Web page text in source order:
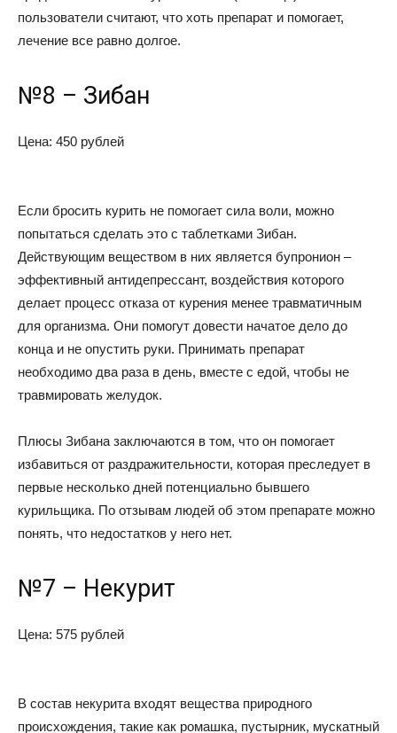
пользователи считают, что хоть препарат и помогает,
лечение все равно долгое.
№8 – Зибан
Цена: 450 рублей
Если бросить курить не помогает сила воли, можно
попытаться сделать это с таблетками Зибан.
Действующим веществом в них является бупронион –
эффективный антидепрессант, воздействия которого
делает процесс отказа от курения менее травматичным
для организма. Они помогут довести начатое дело до
конца и не опустить руки. Принимать препарат
необходимо два раза в день, вместе с едой, чтобы не
травмировать желудок.
Плюсы Зибана заключаются в том, что он помогает
избавиться от раздражительности, которая преследует в
первые несколько дней потенциально бывшего
курильщика. По отзывам людей об этом препарате можно
понять, что недостатков у него нет.
№7 – Некурит
Цена: 575 рублей
В состав некурита входят вещества природного
происхождения, такие как ромашка, пустырник, мускатный